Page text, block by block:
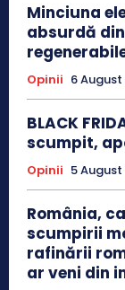
Minciuna
absurdă
Opinii 6
BLACK
scumpit,
Opinii 5
România,
scumpirii
rafinării
ar veni din